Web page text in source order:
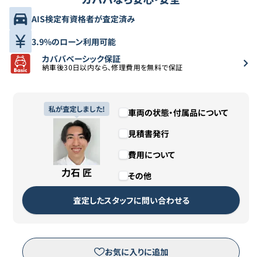
12 ヴォクシー
トヨタ
トヨタ
ヴォクシー 219万円 213 万円
トヨタ
ヴォクシー 257.7万円
AIS検定有資格者が査定済み
3.9%のローン利用可能
カババベーシック保証
納車後30日以内なら、修理費用を無料で保証
私が査定しました!
力石 匠
車両の状態・付属品について
見積書発行
費用について
その他
査定したスタッフに問い合わせる
お気に入りに追加